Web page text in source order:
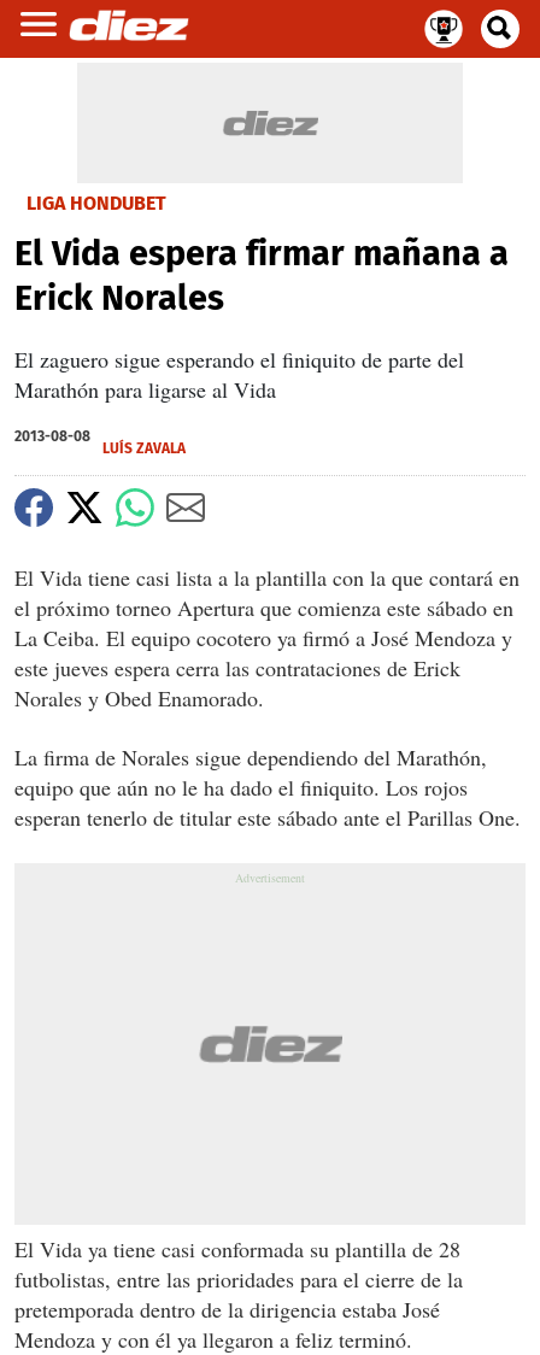
LIGA HONDUBET
El Vida espera firmar mañana a
Erick Norales
El zaguero sigue esperando el finiquito de parte del
Marathón para ligarse al Vida
2013-08-08
LUÍS ZAVALA
El Vida tiene casi lista a la plantilla con la que contará en
el próximo torneo Apertura que comienza este sábado en
La Ceiba. El equipo cocotero ya firmó a José Mendoza y
este jueves espera cerra las contrataciones de Erick
Norales y Obed Enamorado.
La firma de Norales sigue dependiendo del Marathón,
equipo que aún no le ha dado el finiquito. Los rojos
esperan tenerlo de titular este sábado ante el Parillas One.
El Vida ya tiene casi conformada su plantilla de 28
futbolistas, entre las prioridades para el cierre de la
pretemporada dentro de la dirigencia estaba José
Mendoza y con él ya llegaron a feliz terminó.